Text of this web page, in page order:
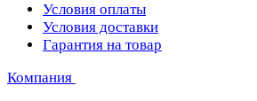
Условия оплаты
Условия доставки
Гарантия на товар
Компания